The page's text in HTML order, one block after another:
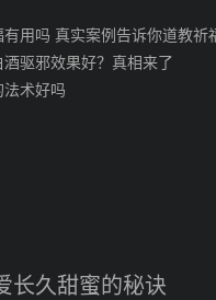
有用吗 真实案例告诉你道教祈
驱邪效果好？真相来了
术好吗
长久甜蜜的秘诀